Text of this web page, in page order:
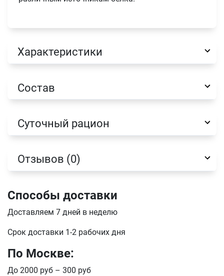
Характеристики
Состав
Суточный рацион
Отзывов (0)
Способы доставки
Доставляем 7 дней в неделю
Срок доставки 1-2 рабочих дня
По Москве:
До 2000 руб – 300 руб
отправить